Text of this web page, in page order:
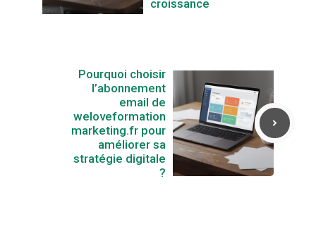
croissance
Pourquoi choisir
l’abonnement
email de
weloveformation
marketing.fr pour
améliorer sa
stratégie digitale
?